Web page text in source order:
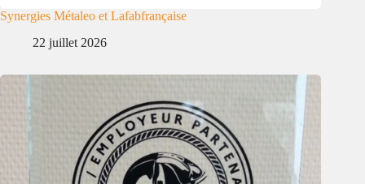
Synergies Métaleo et Lafabfrançaise
22 juillet 2026